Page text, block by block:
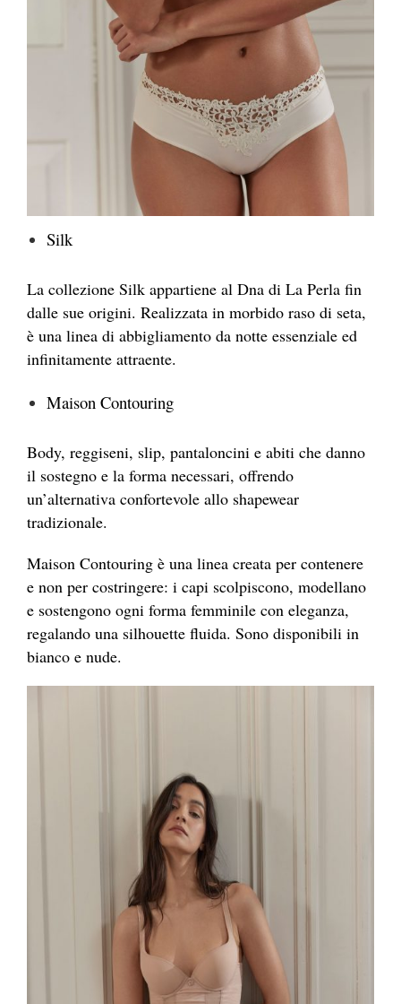
Silk
La collezione Silk appartiene al Dna di La Perla fin
dalle sue origini. Realizzata in morbido raso di seta,
è una linea di abbigliamento da notte essenziale ed
infinitamente attraente.
Maison Contouring
Body, reggiseni, slip, pantaloncini e abiti che danno
il sostegno e la forma necessari, offrendo
un’alternativa confortevole allo shapewear
tradizionale.
Maison Contouring è una linea creata per contenere
e non per costringere: i capi scolpiscono, modellano
e sostengono ogni forma femminile con eleganza,
regalando una silhouette fluida. Sono disponibili in
bianco e nude.